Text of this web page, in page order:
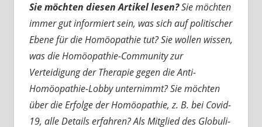
Sie möchten diesen Artikel lesen?Sie möchten
immer gut informiert sein, was sich auf politischer
Ebene für die Homöopathie tut? Sie wollen wissen,
was die Homöopathie-Community zur
Verteidigung der Therapie gegen die Anti-
Homöopathie-Lobby unternimmt? Sie möchten
über die Erfolge der Homöopathie, z. B. bei Covid-
19, alle Details erfahren? Als Mitglied des Globuli-